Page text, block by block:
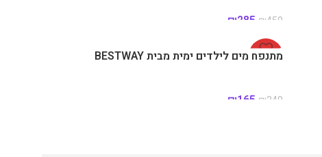
₪450
₪285
-34%
מתנפח מים לילדים ימית מבית BESTWAY
₪249
₪165